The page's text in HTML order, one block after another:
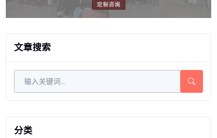
文章搜索
分类